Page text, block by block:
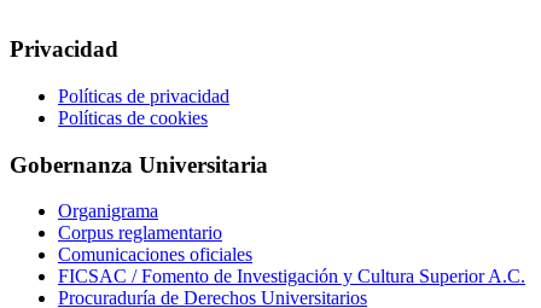
Privacidad
Políticas de privacidad
Políticas de cookies
Gobernanza Universitaria
Organigrama
Corpus reglamentario
Comunicaciones oficiales
FICSAC / Fomento de Investigación y Cultura Superior A.C.
Procuraduría de Derechos Universitarios